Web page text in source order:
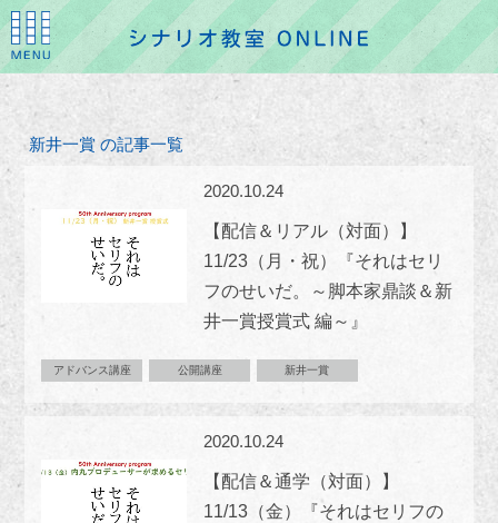
新井一賞 の記事一覧
2020.10.24
【配信＆リアル（対面）】
11/23（月・祝）『それはセリ
フのせいだ。～脚本家鼎談＆新
井一賞授賞式 編～』
アドバンス講座 公開講座 新井一賞
2020.10.24
【配信＆通学（対面）】
11/13（金）『それはセリフの